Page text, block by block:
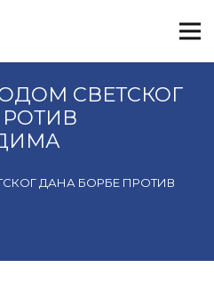
СВЕТСКОГ
ДАНА БОРБЕ ПРОТИВ